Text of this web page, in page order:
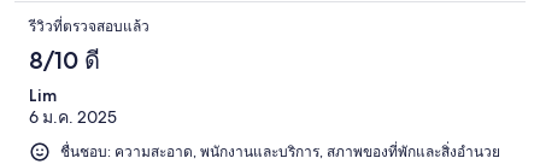
รีวิวที่ตรวจสอบแล้ว
8/10 ดี
Lim
6 ม.ค. 2025
ชื่นชอบ: ความสะอาด, พนักงานและบริการ, สภาพของที่พักและสิ่งอำนวย